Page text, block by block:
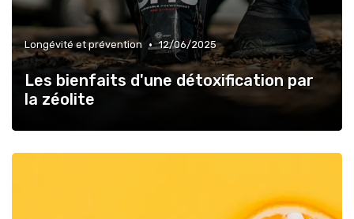
Longévité et prévention • 12/06/2025
Les bienfaits d'une détoxification par
la zéolite